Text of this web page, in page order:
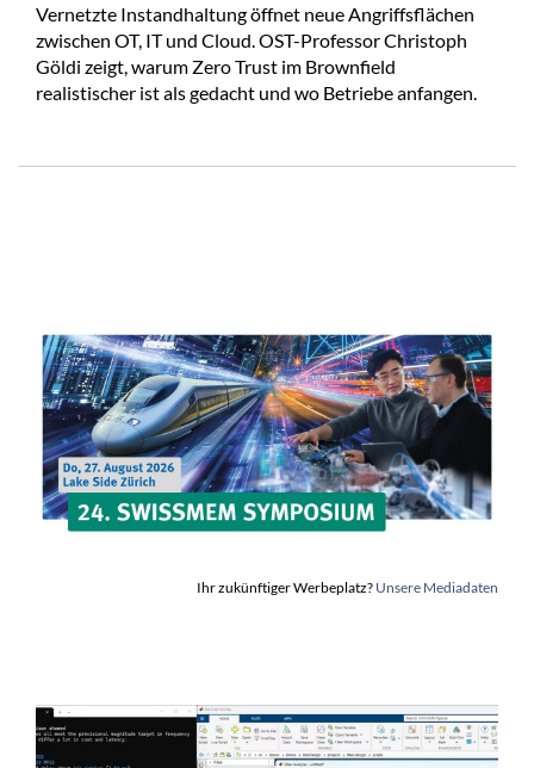
Vernetzte Instandhaltung öffnet neue Angriffsflächen
zwischen OT, IT und Cloud. OST-Professor Christoph
Göldi zeigt, warum Zero Trust im Brownfield
realistischer ist als gedacht und wo Betriebe anfangen.
Ihr zukünftiger Werbeplatz? Unsere Mediadaten